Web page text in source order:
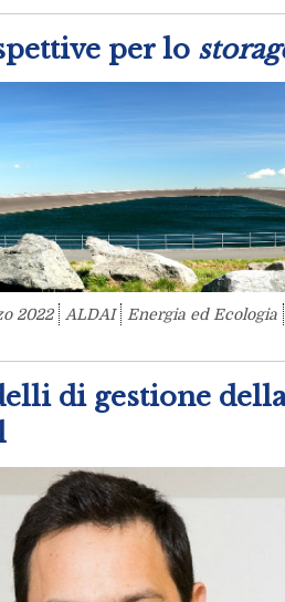
per lo
2022 ALDAI Energia ed Ecologia
di gestione